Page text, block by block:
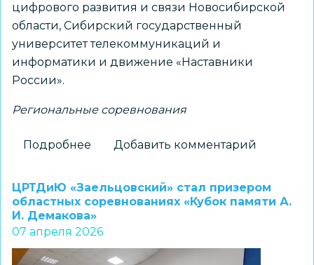
цифрового развития и связи Новосибирской
области, Сибирский государственный
университет телекоммуникаций и
информатики и движение «Наставники
России».
Региональные соревнования
Подробнее
школьники
стали
победителями
региональных
соревнований
Добавить комментарий
ЦРТДиЮ «Заельцовский» стал призером
областных соревнованиях «Кубок памяти А.
И. Демакова»
07 апреля 2026